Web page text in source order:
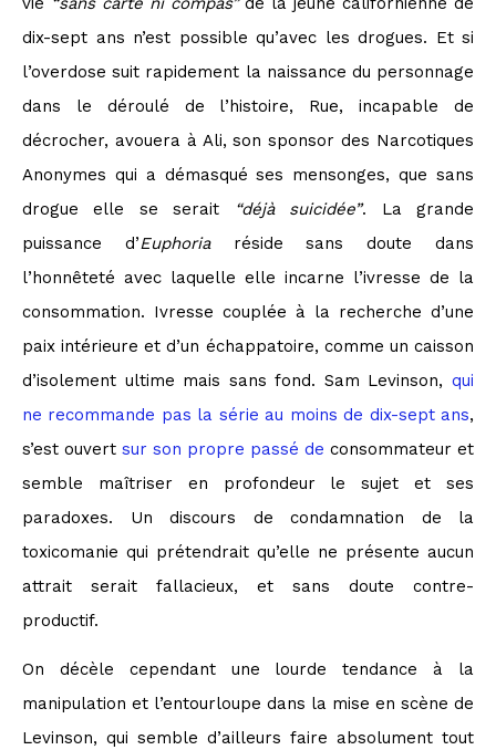
dix-sept ans n’est possible qu’avec les drogues. Et si
l’overdose suit rapidement la naissance du personnage
dans le déroulé de l’histoire, Rue, incapable de
décrocher, avouera à Ali, son sponsor des Narcotiques
Anonymes qui a démasqué ses mensonges, que sans
drogue elle se serait
“déjà suicidée”. La grande
puissance d’Euphoriaréside sans doute dans
l’honnêteté avec laquelle elle incarne l’ivresse de la
consommation. Ivresse couplée à la recherche d’une
paix intérieure et d’un échappatoire, comme un caisson
d’isolement ultime mais sans fond. Sam Levinson, qui
ne recommande pas la série au moins de dix-sept ans,
s’est ouvert sur son propre passé de consommateur et
semble maîtriser en profondeur le sujet et ses
paradoxes. Un discours de condamnation de la
toxicomanie qui prétendrait qu’elle ne présente aucun
attrait serait fallacieux, et sans doute contre-
productif.
On décèle cependant une lourde tendance à la
manipulation et l’entourloupe dans la mise en scène de
Levinson, qui semble d’ailleurs faire absolument tout